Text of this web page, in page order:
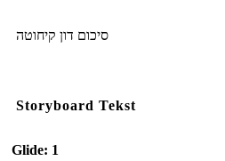
סיכום דון קיחוטה
Storyboard Tekst
Glide: 1